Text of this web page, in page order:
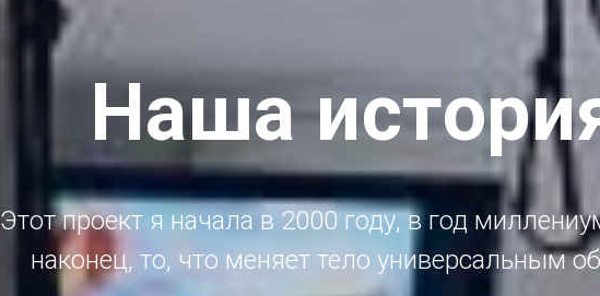
Наша
Этот проект я начала в 2000 году, в год
наконец, то, что меняет тело универсальным